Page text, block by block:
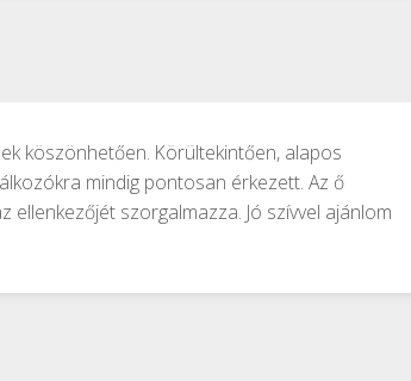
köszönhetően. Körültekintően, alapos
mindig pontosan érkezett. Az ő
szorgalmazza. Jó szívvel ajánlom